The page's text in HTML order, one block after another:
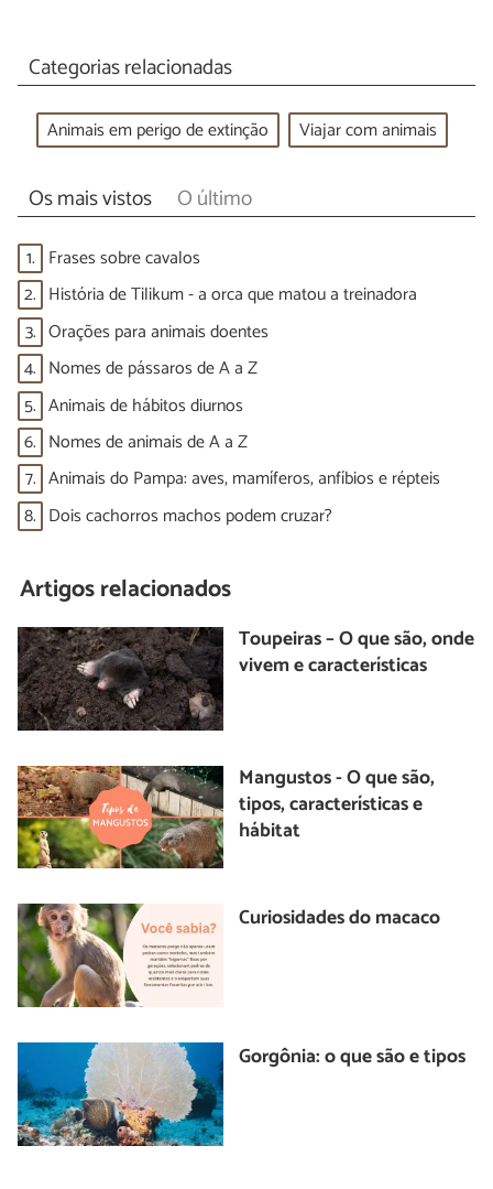
Categorias relacionadas
Animais em perigo de extinção Viajar com animais
Os mais vistos O último
1. Frases sobre cavalos
2. História de Tilikum - a orca que matou a treinadora
3. Orações para animais doentes
4. Nomes de pássaros de A a Z
5. Animais de hábitos diurnos
6. Nomes de animais de A a Z
7. Animais do Pampa: aves, mamíferos, anfíbios e répteis
8. Dois cachorros machos podem cruzar?
Artigos relacionados
Toupeiras – O que são, onde
vivem e características
Mangustos - O que são,
tipos, características e
hábitat
Curiosidades do macaco
Gorgônia: o que são e tipos